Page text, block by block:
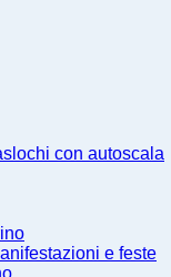
con autoscala
e feste